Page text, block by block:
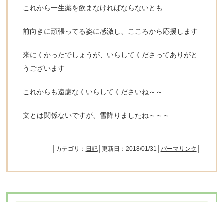
これから一生薬を飲まなければならないとも
前向きに頑張ってる姿に感激し、こころから応援します
来にくかったでしょうが、いらしてくださってありがと
うございます
これからも遠慮なくいらしてくださいね～～
文とは関係ないですが、雪降りましたね～～～
│カテゴリ： 日記│更新日：2018/01/31│ パーマリンク